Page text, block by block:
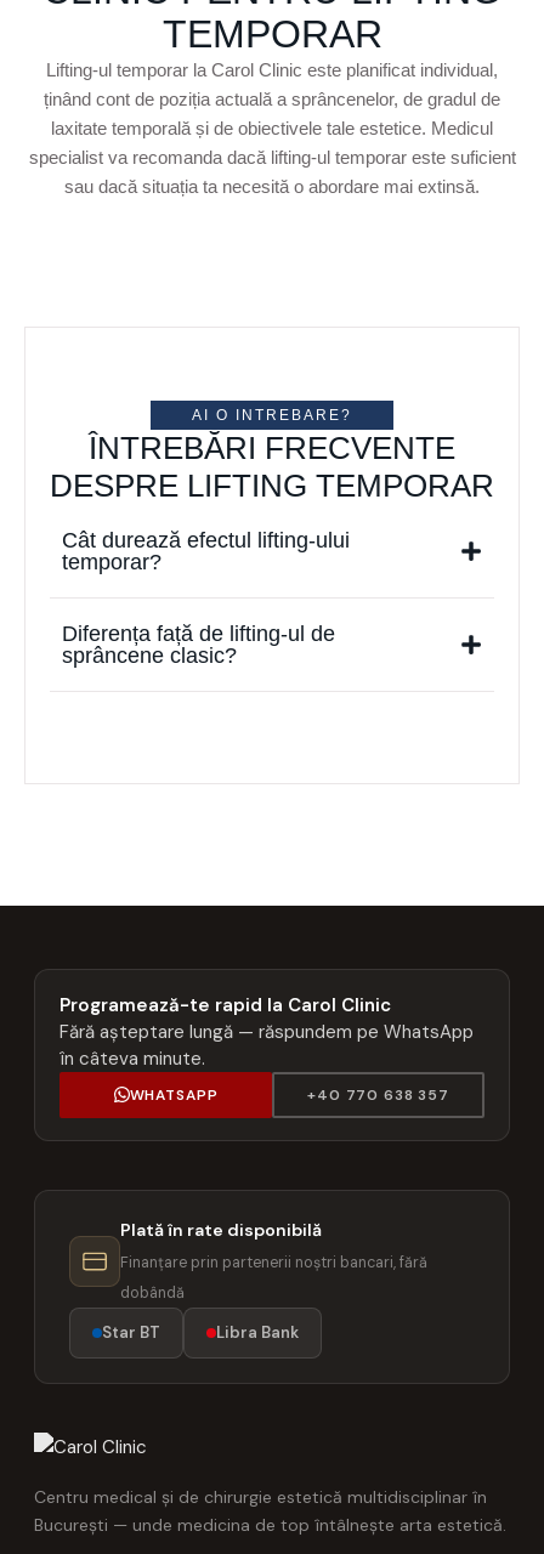
TEMPORAR
Lifting-ul temporar la Carol Clinic este planificat individual,
ținând cont de poziția actuală a sprâncenelor, de gradul de
laxitate temporală și de obiectivele tale estetice. Medicul
specialist va recomanda dacă lifting-ul temporar este suficient
sau dacă situația ta necesită o abordare mai extinsă.
AI O INTREBARE?
ÎNTREBĂRI FRECVENTE
DESPRE LIFTING TEMPORAR
Cât durează efectul lifting-ului
temporar?
Diferența față de lifting-ul de
sprâncene clasic?
Programează-te rapid la Carol Clinic
Fără așteptare lungă — răspundem pe WhatsApp
în câteva minute.
WHATSAPP +40 770 638 357
Plată în rate disponibilă
Finanțare prin partenerii noștri bancari, fără
dobândă
Star BT Libra Bank
Centru medical și de chirurgie estetică multidisciplinar în
București — unde medicina de top întâlnește arta estetică.